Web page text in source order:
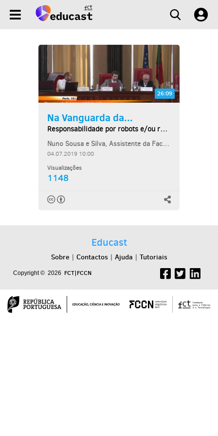
26:09
Na Vanguarda da...
Responsabilidade por robots e/ou responsabilidade...
Nuno Sousa e Silva, Assistente da Faculdade de Direito da Universidade...
04.07.2019 10:00
Visualizações
1148
Educast
Sobre | Contactos| Ajuda | Tutoriais
Copyright © 2026 FCT|FCCN